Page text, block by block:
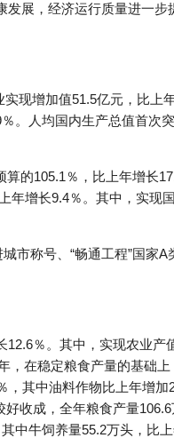
展，经济运行质量进一
现增加值51.5亿元，比上
。人均国内生产总值首次
的105.1％，比上年增长
年增长9.4％。其中，实现
市称号、“畅通工程”国家
％。其中，实现农业产
，在稳定粮食产量的基础
其中油料作物比上年增加
收成，全年粮食产量
中牛饲养量55.2万头，比